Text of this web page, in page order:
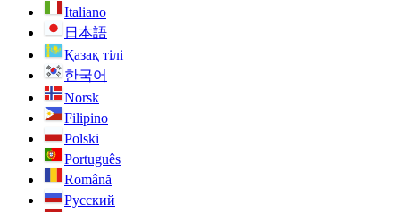
Italiano
日本語
Қазақ тілі
한국어
Norsk
Filipino
Polski
Português
Română
Русский